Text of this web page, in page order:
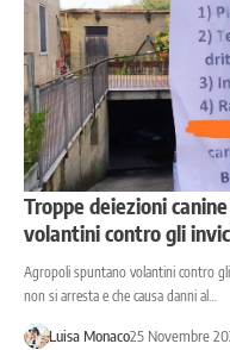
Troppe deiezioni
volantini contro gli
Agropoli spuntano volantini contro
non si arresta e che causa danni al…
Luisa Monaco25 Novembre